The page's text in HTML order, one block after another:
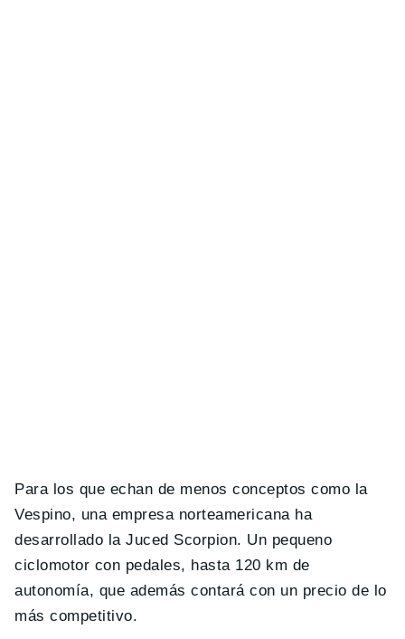
Para los que echan de menos conceptos como la
Vespino, una empresa norteamericana ha
desarrollado la Juced Scorpion. Un pequeno
ciclomotor con pedales, hasta 120 km de
autonomía, que además contará con un precio de lo
más competitivo.